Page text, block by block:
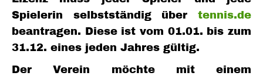
Spielerin selbstständig über tennis.de
beantragen. Diese ist vom 01.01. bis zum
31.12. eines jeden Jahres gültig.
Der Verein möchte mit einem